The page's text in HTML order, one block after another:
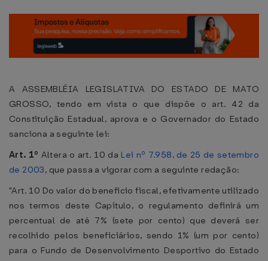
A ASSEMBLÉIA LEGISLATIVA DO ESTADO DE MATO
GROSSO, tendo em vista o que dispõe o art. 42 da
Constituição Estadual, aprova e o Governador do Estado
sanciona a seguinte lei:
Art. 1º Altera o art. 10 da Lei nº 7.958, de 25 de setembro
de 2003, que passa a vigorar com a seguinte redação:
"Art. 10 Do valor do beneficio fiscal, efetivamente utilizado
nos termos deste Capítulo, o regulamento definirá um
percentual de até 7% (sete por cento) que deverá ser
recolhido pelos beneficiários, sendo 1% (um por cento)
para o Fundo de Desenvolvimento Desportivo do Estado